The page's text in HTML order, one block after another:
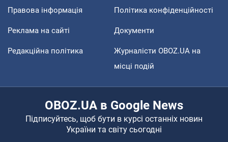
Правова інформація Політика конфіденційності
Реклама на сайті Документи
Редакційна політика
Журналісти OBOZ.UA на
місці подій
OBOZ.UA в Google News
Підписуйтесь, щоб бути в курсі останніх новин
України та світу сьогодні